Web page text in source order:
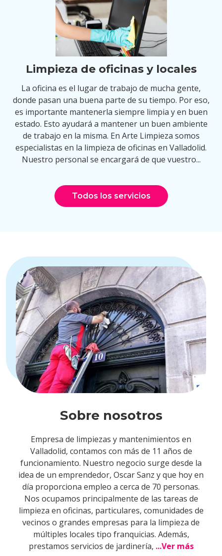
Limpieza de oficinas y locales
La oficina es el lugar de trabajo de mucha gente,
donde pasan una buena parte de su tiempo. Por eso,
es importante mantenerla siempre limpia y en buen
estado. Esto ayudará a mantener un buen ambiente
de trabajo en la misma. En Arte Limpieza somos
especialistas en la limpieza de oficinas en Valladolid.
Nuestro personal se encargará de que vuestro...
Todos los servicios
Sobre nosotros
Empresa de limpiezas y mantenimientos en
Valladolid, contamos con más de 11 años de
funcionamiento. Nuestro negocio surge desde la
idea de un emprendedor, Oscar Sanz y que hoy en
día proporciona empleo a cerca de 70 personas.
Nos ocupamos principalmente de las tareas de
limpieza en oficinas, particulares, comunidades de
vecinos o grandes empresas para la limpieza de
múltiples locales tipo franquicias. Además,
prestamos servicios de jardinería, ...Ver más